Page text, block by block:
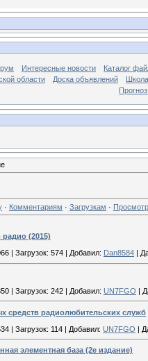
Интересные новости
Каталог
области
Доска объявлений
· Комментариям · Загрузкам ·
(2015)
Загрузок: 574 Добавил: Dan8584
| Загрузок: 242 | Добавил: UN7FGO |
средств радиолюбительских служб
| Загрузок: 114 | Добавил: UN7FGO |
элементная база (2е издание)